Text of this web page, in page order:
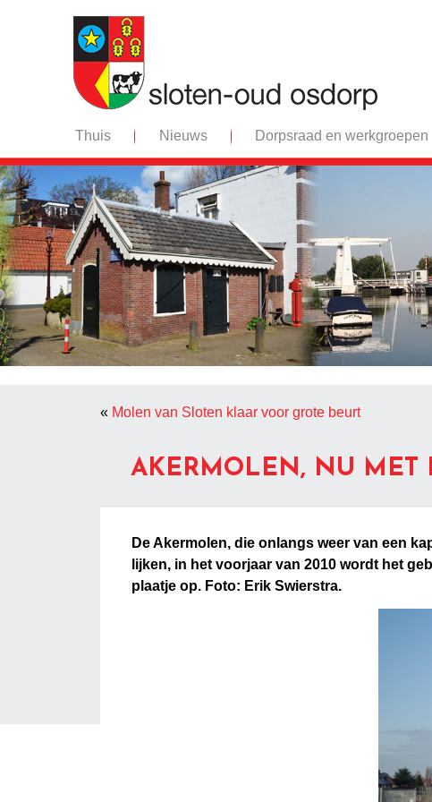
Thuis Nieuws Dorpsraad en werkgroepen
« Molen van Sloten klaar voor grote beurt
AKERMOLEN, NU MET
De Akermolen, die onlangs weer van een
lijken, in het voorjaar van 2010 wordt het
plaatje op. Foto: Erik Swierstra.